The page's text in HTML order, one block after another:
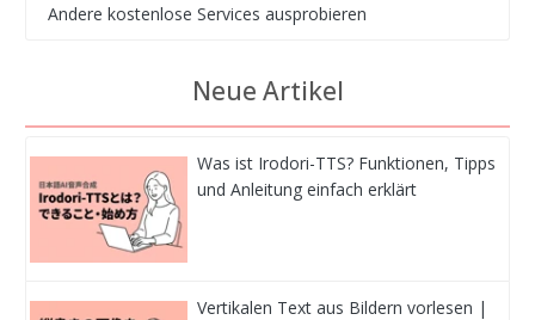
Andere kostenlose Services ausprobieren
Neue Artikel
Was ist Irodori-TTS? Funktionen, Tipps
und Anleitung einfach erklärt
Vertikalen Text aus Bildern vorlesen |